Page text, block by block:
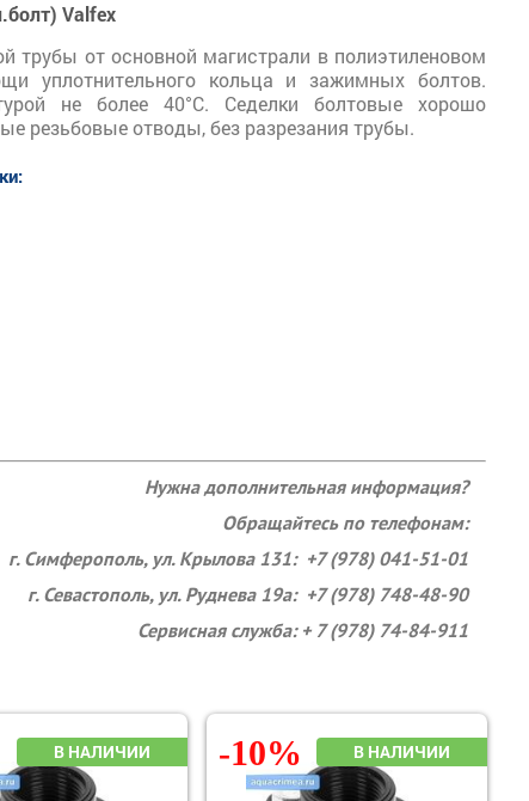
Valfex
трубы от основной магистрали в полиэтиленовом
уплотнительного кольца и зажимных болтов.
не более 40°С. Седелки болтовые хорошо
резьбовые отводы, без разрезания трубы.
Нужна дополнительная информация?
Обращайтесь по телефонам:
г. Симферополь, ул. Крылова 131: +7 (978) 041-51-01
г. Севастополь, ул. Руднева 19а: +7 (978) 748-48-90
Сервисная служба: + 7 (978) 74-84-911
-10%